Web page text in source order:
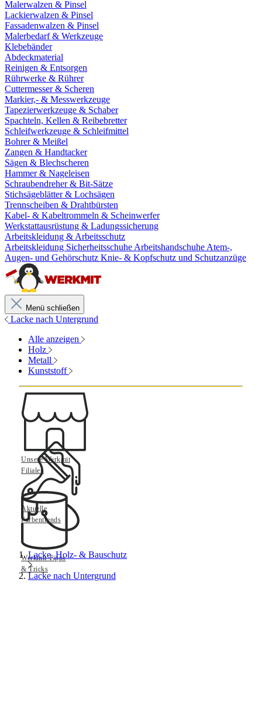
Malerwalzen & Pinsel
Lackierwalzen & Pinsel
Fassadenwalzen & Pinsel
Malerbedarf & Werkzeuge
Klebebänder
Abdeckmaterial
Reinigen & Entsorgen
Rührwerke & Rührer
Cuttermesser & Scheren
Markier,- & Messwerkzeuge
Tapezierwerkzeuge & Schaber
Spachteln, Kellen & Reibebretter
Schleifwerkzeuge & Schleifmittel
Bohrer & Meißel
Zangen & Handtacker
Sägen & Blechscheren
Hammer & Nageleisen
Schraubendreher & Bit-Sätze
Stichsägeblätter & Lochsägen
Trennscheiben & Drahtbürsten
Kabel- & Kabeltrommeln & Scheinwerfer
Werkstattausrüstung & Ladungssicherung
Arbeitskleidung & Arbeitsschutz
Arbeitskleidung Sicherheitsschuhe Arbeitshandschuhe Atem-,
Augen- und Gehörschutz Knie- & Kopfschutz und Schutzanzüge
Menü schließen
Lacke nach Untergrund
Alle anzeigen
Holz
Metall
Kunststoff
Unsere Werkmit
Filialen
Aktuelle
Farbentrends
Werkmit Tipps
& Tricks
Lacke, Holz- & Bauschutz
Lacke nach Untergrund